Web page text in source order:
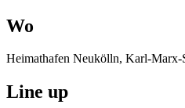
Wo
Heimathafen Neukölln, Karl-Marx-
Line up